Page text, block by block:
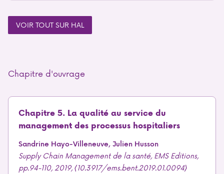
VOIR TOUT SUR HAL
Chapitre d'ouvrage
Chapitre 5. La qualité au service du
management des processus hospitaliers
Sandrine Hayo-Villeneuve, Julien Husson
Supply Chain Management de la santé, EMS Editions,
pp.94-110, 2019, ⟨10.3917/ems.bent.2019.01.0094⟩